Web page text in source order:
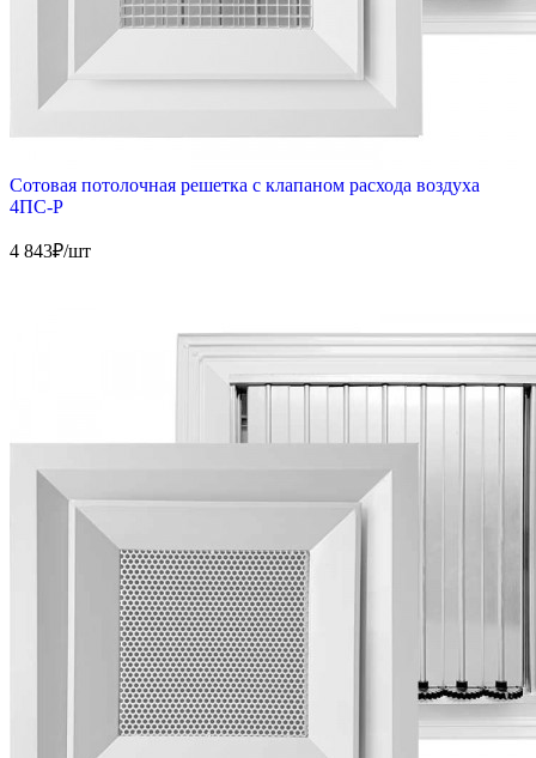
Сотовая потолочная решетка с клапаном расхода воздуха
4ПС-Р
4 843₽/шт